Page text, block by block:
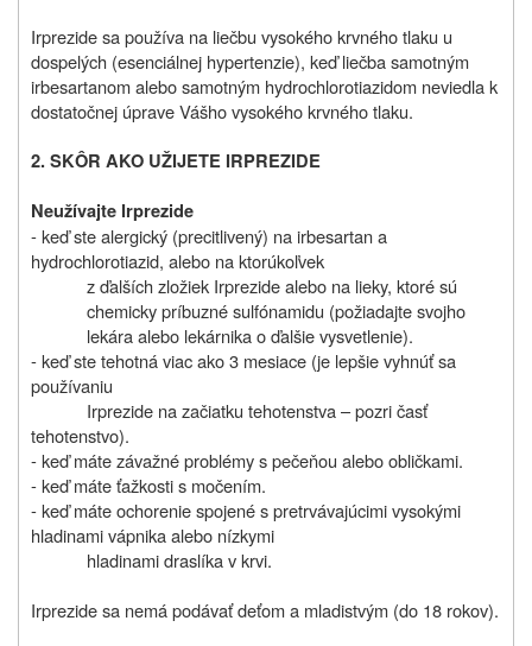
Irprezide sa používa na liečbu vysokého krvného tlaku u
dospelých (esenciálnej hypertenzie), keď liečba samotným
irbesartanom alebo samotným hydrochlorotiazidom neviedla k
dostatočnej úprave Vášho vysokého krvného tlaku.
2. SKÔR AKO UŽIJETE IRPREZIDE
Neužívajte Irprezide
- keď ste alergický (precitlivený) na irbesartan a
hydrochlorotiazid, alebo na ktorúkoľvek
z ďalších zložiek Irprezide alebo na lieky, ktoré sú
chemicky príbuzné sulfónamidu (požiadajte svojho
lekára alebo lekárnika o ďalšie vysvetlenie).
- keď ste tehotná viac ako 3 mesiace (je lepšie vyhnúť sa
používaniu
Irprezide na začiatku tehotenstva – pozri časť
tehotenstvo).
- keď máte závažné problémy s pečeňou alebo obličkami.
- keď máte ťažkosti s močením.
- keď máte ochorenie spojené s pretrvávajúcimi vysokými
hladinami vápnika alebo nízkymi
hladinami draslíka v krvi.
Irprezide sa nemá podávať deťom a mladistvým (do 18 rokov).